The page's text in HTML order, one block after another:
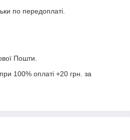
по передоплаті.
Пошти.
100% оплаті +20 грн. за